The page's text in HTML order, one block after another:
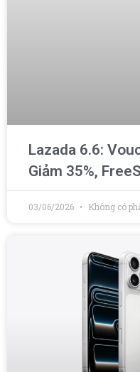
Lazada 6.6:
Giảm 35%,
03/06/2026 Không có